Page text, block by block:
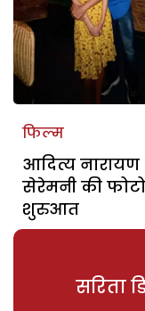
फिल्म
आदित्य
सेरेमनी की
शुरुआत
सरिता